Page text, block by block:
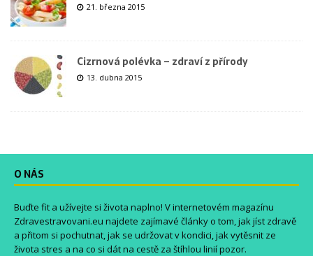
21. března 2015
Cizrnová polévka – zdraví z přírody
13. dubna 2015
O NÁS
Buďte fit a užívejte si života naplno! V internetovém magazínu
Zdravestravovani.eu najdete zajímavé články o tom, jak jíst zdravě
a přitom si pochutnat, jak se udržovat v kondici, jak vytěsnit ze
života stres a na co si dát na cestě za štíhlou linií pozor.